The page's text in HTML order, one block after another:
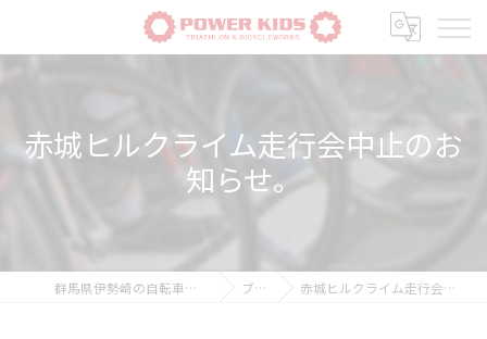
赤城ヒルクライム走行会中止のお
知らせ。
群馬県伊勢崎の自転車ならPOWER-KIDS ブログ 赤城ヒルクライム走行会中止のお知らせ。